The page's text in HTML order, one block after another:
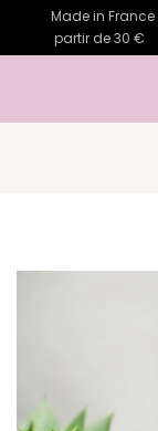
Made in France
partir de 30 €